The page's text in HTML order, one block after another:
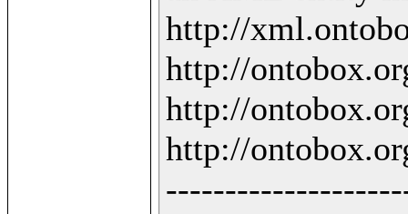
http://
http://
http://
http://